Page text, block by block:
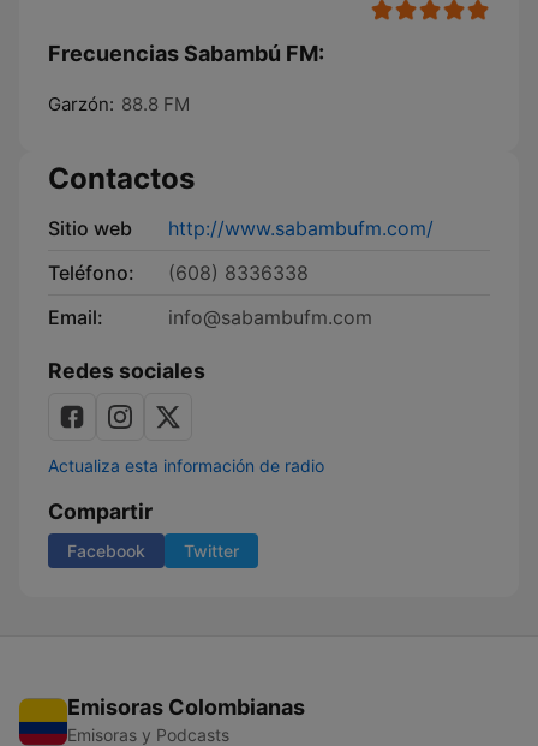
Frecuencias Sabambú FM:
Garzón: 88.8 FM
Contactos
Sitio web
http://www.sabambufm.com/
Teléfono:
(608) 8336338
Email:
info@sabambufm.com
Redes sociales
Actualiza esta información de radio
Compartir
Facebook Twitter
Emisoras Colombianas
Emisoras y Podcasts